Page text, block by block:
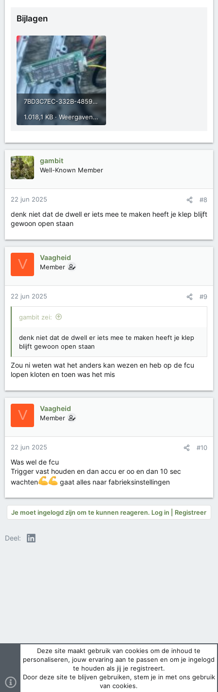
Bijlagen
7BD3C7EC-332B-4859-9AF9-DC9DD766A247.jpeg
1.018,1 KB · Weergaven: 110
gambit
Well-Known Member
22 jun 2025 #8
denk niet dat de dwell er iets mee te maken heeft je klep blijft
gewoon open staan
V Vaagheid
Member
22 jun 2025 #9
gambit zei:
denk niet dat de dwell er iets mee te maken heeft je klep
blijft gewoon open staan
Zou ni weten wat het anders kan wezen en heb op de fcu
lopen kloten en toen was het mis
V Vaagheid
Member
22 jun 2025 #10
Was wel de fcu
Trigger vast houden en dan accu er oo en dan 10 sec
wachten
gaat alles naar fabrieksinstellingen
Je moet ingelogd zijn om te kunnen reageren. Log in | Registreer
Deel: LinkedIn
Deze site maakt gebruik van cookies om de inhoud te
personaliseren, jouw ervaring aan te passen en om je ingelogd
te houden als jij je registreert.
Door deze site te blijven gebruiken, stem je in met ons gebruik
van cookies.